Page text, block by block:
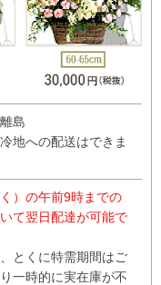
島
地への配送はできま
）の午前9時までの
て翌日配達が可能で
とくに特需期間はご
一時的に実在庫が不